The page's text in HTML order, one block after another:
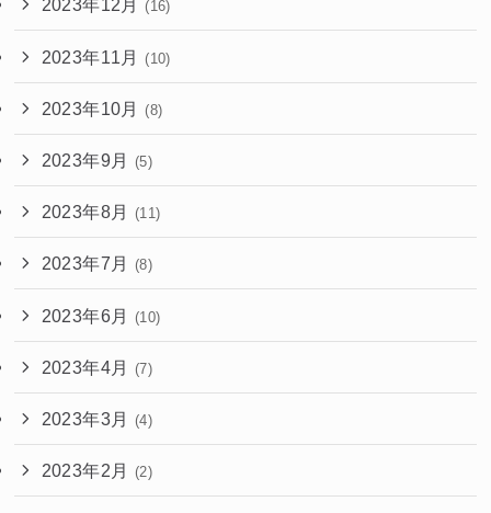
2023年12月 (16)
2023年11月 (10)
2023年10月 (8)
2023年9月 (5)
2023年8月 (11)
2023年7月 (8)
2023年6月 (10)
2023年4月 (7)
2023年3月 (4)
2023年2月 (2)